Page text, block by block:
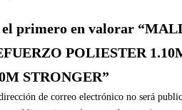
el primero en valorar
POLIESTER
STRONGER”
de correo electrónico no será